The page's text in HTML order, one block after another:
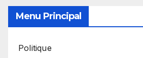
Menu Principal
Politique